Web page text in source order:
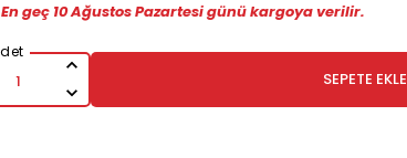
En geç 10 Ağustos Pazartesi günü kargoya verilir.
SEPETE EKLE